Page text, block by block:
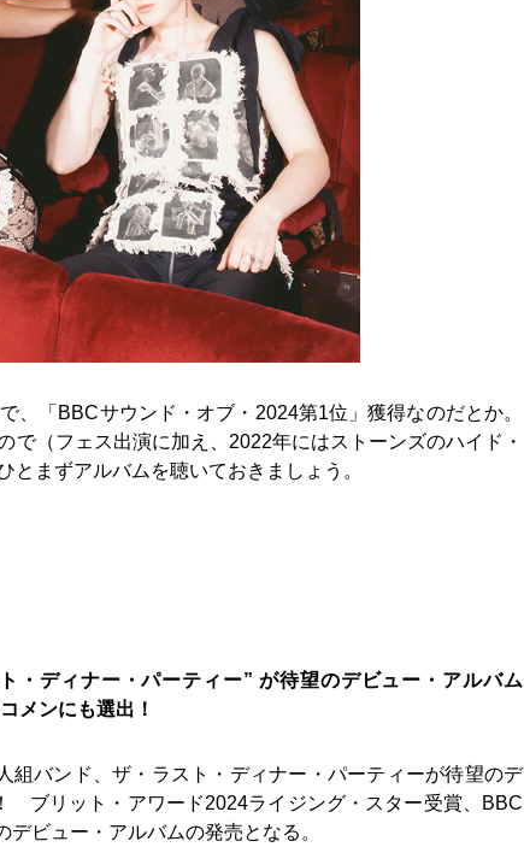
、「BBCサウンド・オブ・2024第1位」獲得なのだとか。
（フェス出演に加え、2022年にはストーンズのハイド・
まずアルバムを聴いておきましょう。
ディナー・パーティー” が待望のデビュー・アルバム
メンにも選出！
バンド、ザ・ラスト・ディナー・パーティーが待望のデ
ブリット・アワード2024ライジング・スター受賞、BBC
ビュー・アルバムの発売となる。